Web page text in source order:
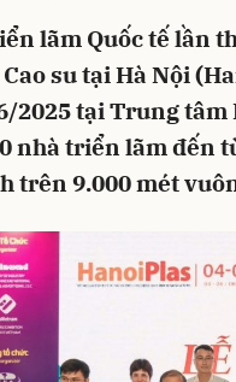
lãm Quốc tế lần
su tại Hà Nội
2025 tại Trung tâm
nhà triển lãm đến
trên 9.000 mét